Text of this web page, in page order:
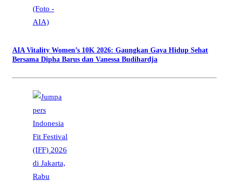
AIA Vitality Women’s 10K 2026: Gaungkan Gaya Hidup Sehat
Bersama Dipha Barus dan Vanessa Budihardja